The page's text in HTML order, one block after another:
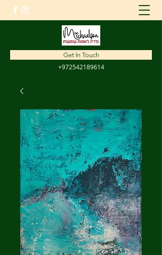
amnon1310@gmail.com
+972542189614
Get In Touch